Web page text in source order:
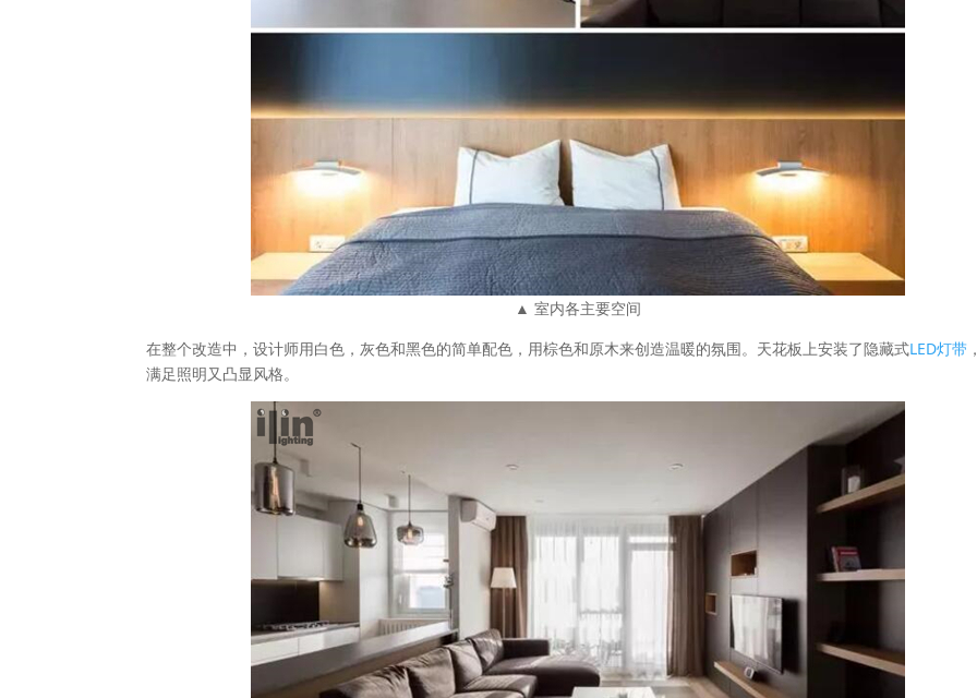
▲ 室内各主要空间
在整个改造中，设计师用白色，灰色和黑色的简单配色，用棕色和原木来创造温暖的氛围。天花板上安装了隐藏式LED灯带
满足照明又凸显风格。